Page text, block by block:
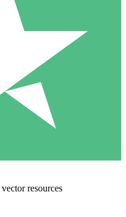
resources